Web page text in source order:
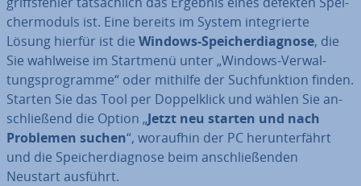
cher­mo­duls ist. Eine bereits im System in­te­grier­te
Lösung hierfür ist die Windows-Spei­cher­dia­gno­se, die
Sie wahlweise im Startmenü unter „Windows-Ver­wal­
tungs­pro­gram­me“ oder mithilfe der Such­funk­ti­on finden.
Starten Sie das Tool per Dop­pel­klick und wählen Sie an­
schlie­ßend die Option „Jetzt neu starten und nach
Problemen suchen“, woraufhin der PC her­un­ter­fährt
und die Spei­cher­dia­gno­se beim an­schlie­ßen­den
Neustart ausführt.